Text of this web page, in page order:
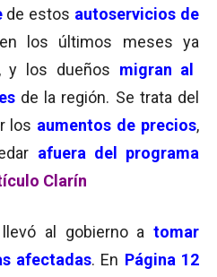
de estos autoservicios de
los últimos meses ya
y los dueños migran al
de la región. Se trata del
los aumentos de precios,
afuera del programa
Clarín
llevó al gobierno atomar
afectadas. En Página 12